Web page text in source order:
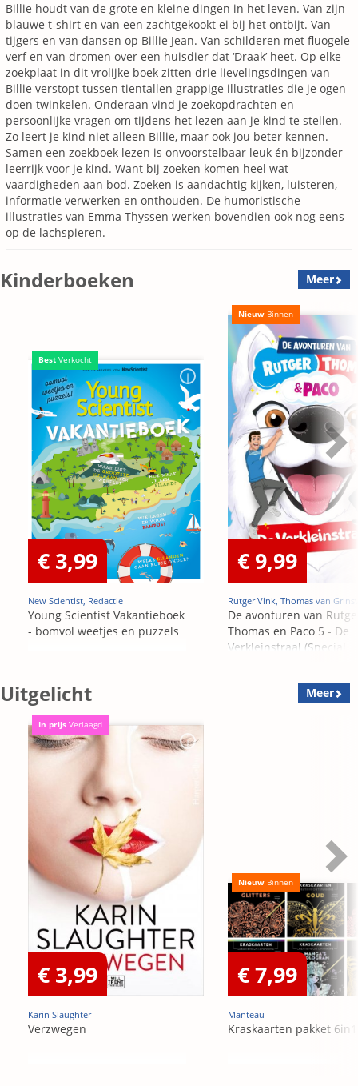
Billie houdt van de grote en kleine dingen in het leven. Van zijn
blauwe t-shirt en van een zachtgekookt ei bij het ontbijt. Van
tijgers en van dansen op Billie Jean. Van schilderen met fluogele
verf en van dromen over een huisdier dat ‘Draak’ heet. Op elke
zoekplaat in dit vrolijke boek zitten drie lievelingsdingen van
Billie verstopt tussen tientallen grappige illustraties die je ogen
doen twinkelen. Onderaan vind je zoekopdrachten en
persoonlijke vragen om tijdens het lezen aan je kind te stellen.
Zo leert je kind niet alleen Billie, maar ook jou beter kennen.
Samen een zoekboek lezen is onvoorstelbaar leuk én bijzonder
leerrijk voor je kind. Want bij zoeken komen heel wat
vaardigheden aan bod. Zoeken is aandachtig kijken, luisteren,
informatie verwerken en onthouden. De humoristische
illustraties van Emma Thyssen werken bovendien ook nog eens
op de lachspieren.
Kinderboeken Meer
Best Verkocht
€ 3,99
New Scientist, Redactie
Young Scientist Vakantieboek
- bomvol weetjes en puzzels
Nieuw Binnen
€ 9,99
Rutger Vink, Thomas van
De avonturen van
Thomas en Paco 5 - De
Verkleinstraal (Special
Uitgelicht Meer
In prijs Verlaagd
€ 3,99
Karin Slaughter
Verzwegen
Nieuw Binnen
€ 7,99
Manteau
Kraskaarten pakket 6in1